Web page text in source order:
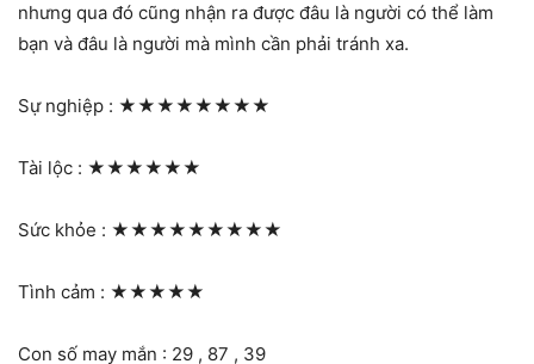
nhưng qua đó cũng nhận ra được đâu là người có thể làm
bạn và đâu là người mà mình cần phải tránh xa.
Sự nghiệp : ★★★★★★★★
Tài lộc : ★★★★★★
Sức khỏe : ★★★★★★★★★
Tình cảm : ★★★★★
Con số may mắn : 29 , 87 , 39